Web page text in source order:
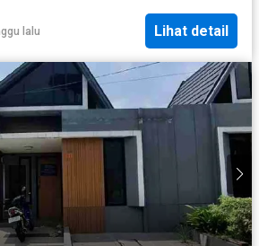
lalu Lihat detail